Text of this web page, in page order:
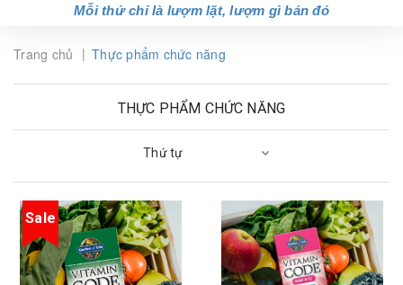
Mỗi thứ chỉ là lượm lặt, lượm gì bán đó
Trang chủ | Thực phẩm chức năng
THỰC PHẨM CHỨC NĂNG
Thứ tự
Sale